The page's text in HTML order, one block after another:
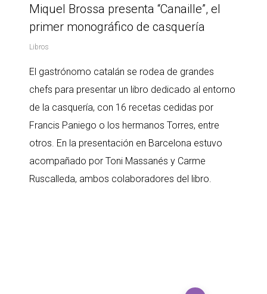
Miquel Brossa presenta “Canaille”, el
primer monográfico de casquería
Libros
El gastrónomo catalán se rodea de grandes
chefs para presentar un libro dedicado al entorno
de la casquería, con 16 recetas cedidas por
Francis Paniego o los hermanos Torres, entre
otros. En la presentación en Barcelona estuvo
acompañado por Toni Massanés y Carme
Ruscalleda, ambos colaboradores del libro.